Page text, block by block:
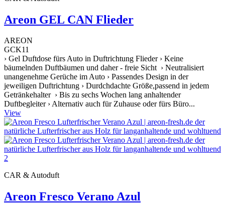
Areon GEL CAN Flieder
AREON
GCK11
› Gel Duftdose fürs Auto in Duftrichtung Flieder › Keine
bäumelnden Duftbäumen und daher - freie Sicht › Neutralisiert
unangenehme Gerüche im Auto › Passendes Design in der
jeweiligen Duftrichtung › Durdchdachte Größe,passend in jedem
Getränkehalter › Bis zu sechs Wochen lang anhaltender
Duftbegleiter › Alternativ auch für Zuhause oder fürs Büro...
View
CAR & Autoduft
Areon Fresco Verano Azul